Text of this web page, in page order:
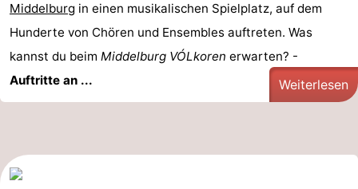
Middelburg in einen musikalischen Spielplatz, auf dem
Hunderte von Chören und Ensembles auftreten. Was
kannst du beim Middelburg VÓLkoren erwarten? -
Auftritte an ...
Weiterlesen